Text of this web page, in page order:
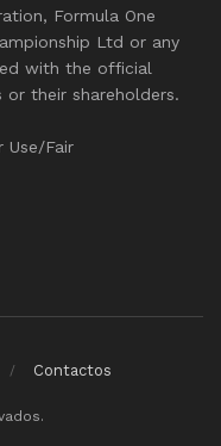
Formula One
Ltd or any
with the official
or their shareholders.
Use/Fair
Contactos